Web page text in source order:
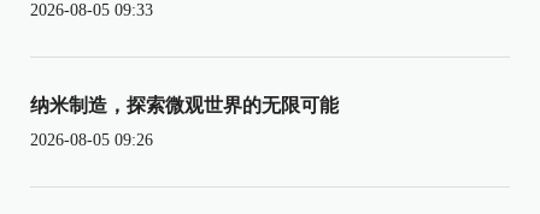
2026-08-05 09:33
纳米制造，探索微观世界的无限可能
2026-08-05 09:26